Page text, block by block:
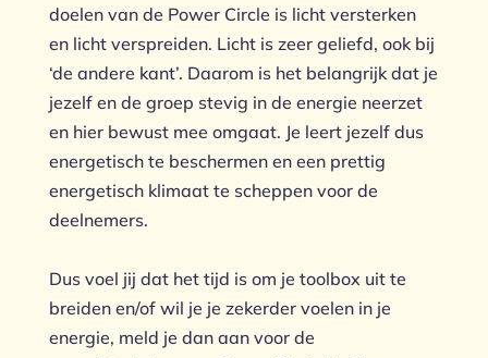
doelen van de Power Circle is licht versterken
en licht verspreiden. Licht is zeer geliefd, ook bij
‘de andere kant’. Daarom is het belangrijk dat je
jezelf en de groep stevig in de energie neerzet
en hier bewust mee omgaat. Je leert jezelf dus
energetisch te beschermen en een prettig
energetisch klimaat te scheppen voor de
deelnemers.
Dus voel jij dat het tijd is om je toolbox uit te
breiden en/of wil je je zekerder voelen in je
energie, meld je dan aan voor de